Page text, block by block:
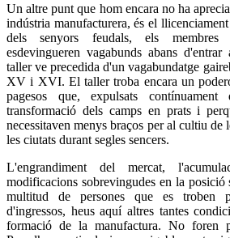
Un altre punt que hom encara no ha
indústria manufacturera, és el
dels senyors feudals, els membres
esdevingueren vagabunds abans
taller ve precedida d'un vagabundatge
XV i XVI. El taller troba encara un
pagesos que, expulsats
transformació dels camps en prats i
necessitaven menys braços per al cultiu de
les ciutats durant segles sencers.
L'engrandiment del mercat,
modificacions sobrevingudes en la posició
multitud de persones que es troben
d'ingressos, heus aquí altres tantes
formació de la manufactura. No foren